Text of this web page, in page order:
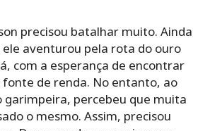
precisou batalhar muito. Ainda
ele aventurou pela rota do ouro
com a esperança de encontrar
de renda. No entanto, ao
garimpeira, percebeu que muita
o mesmo. Assim, precisou